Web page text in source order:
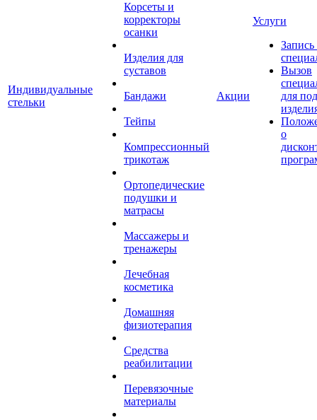
Индивидуальные
стельки
Корсеты и
корректоры
осанки
Изделия для
суставов
Бандажи
Тейпы
Компрессионный
трикотаж
Ортопедические
подушки и
матрасы
Массажеры и
тренажеры
Лечебная
косметика
Домашняя
физиотерапия
Средства
реабилитации
Перевязочные
материалы
Акции
Услуги
Запись
Вызов
для
о